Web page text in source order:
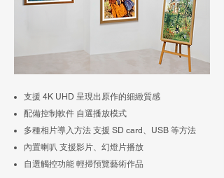
支援 4K UHD 呈現出原作的細緻質感
配備控制軟件 自選播放模式
多種相片導入方法 支援 SD card、USB 等方法
內置喇叭 支援影片、幻燈片播放
自選觸控功能 輕掃預覽藝術作品